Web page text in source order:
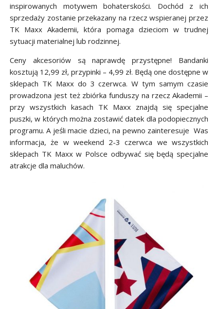
inspirowanych motywem bohaterskości. Dochód z ich
sprzedaży zostanie przekazany na rzecz wspieranej przez
TK Maxx Akademii, która pomaga dzieciom w trudnej
sytuacji materialnej lub rodzinnej.
Ceny akcesoriów są naprawdę przystępne! Bandanki
kosztują 12,99 zł, przypinki – 4,99 zł. Będą one dostępne w
sklepach TK Maxx do 3 czerwca. W tym samym czasie
prowadzona jest też zbiórka funduszy na rzecz Akademii –
przy wszystkich kasach TK Maxx znajdą się specjalne
puszki, w których można zostawić datek dla podopiecznych
programu. A jeśli macie dzieci, na pewno zainteresuje Was
informacja, że w weekend 2-3 czerwca we wszystkich
sklepach TK Maxx w Polsce odbywać się będą specjalne
atrakcje dla maluchów.